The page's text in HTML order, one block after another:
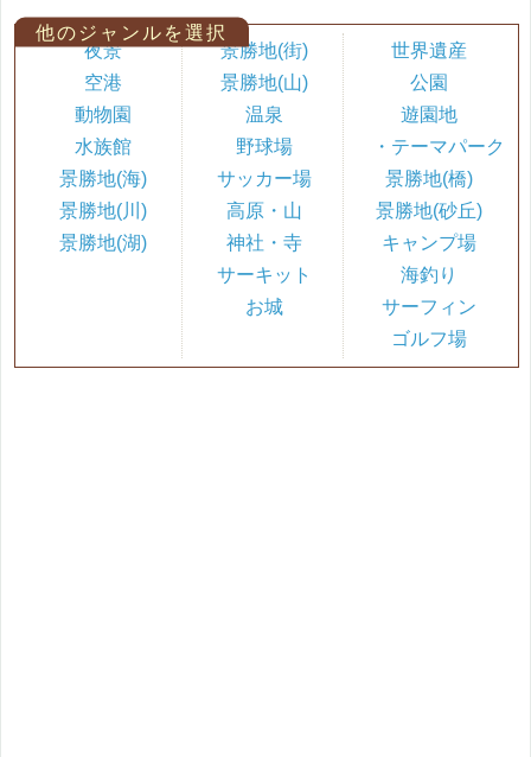
他のジャンルを選択
夜景
空港
動物園
水族館
景勝地(海)
景勝地(川)
景勝地(湖)
景勝地(街)
景勝地(山)
温泉
野球場
サッカー場
高原・山
神社・寺
サーキット
お城
世界遺産
公園
遊園地
・テーマパーク
景勝地(橋)
景勝地(砂丘)
キャンプ場
海釣り
サーフィン
ゴルフ場